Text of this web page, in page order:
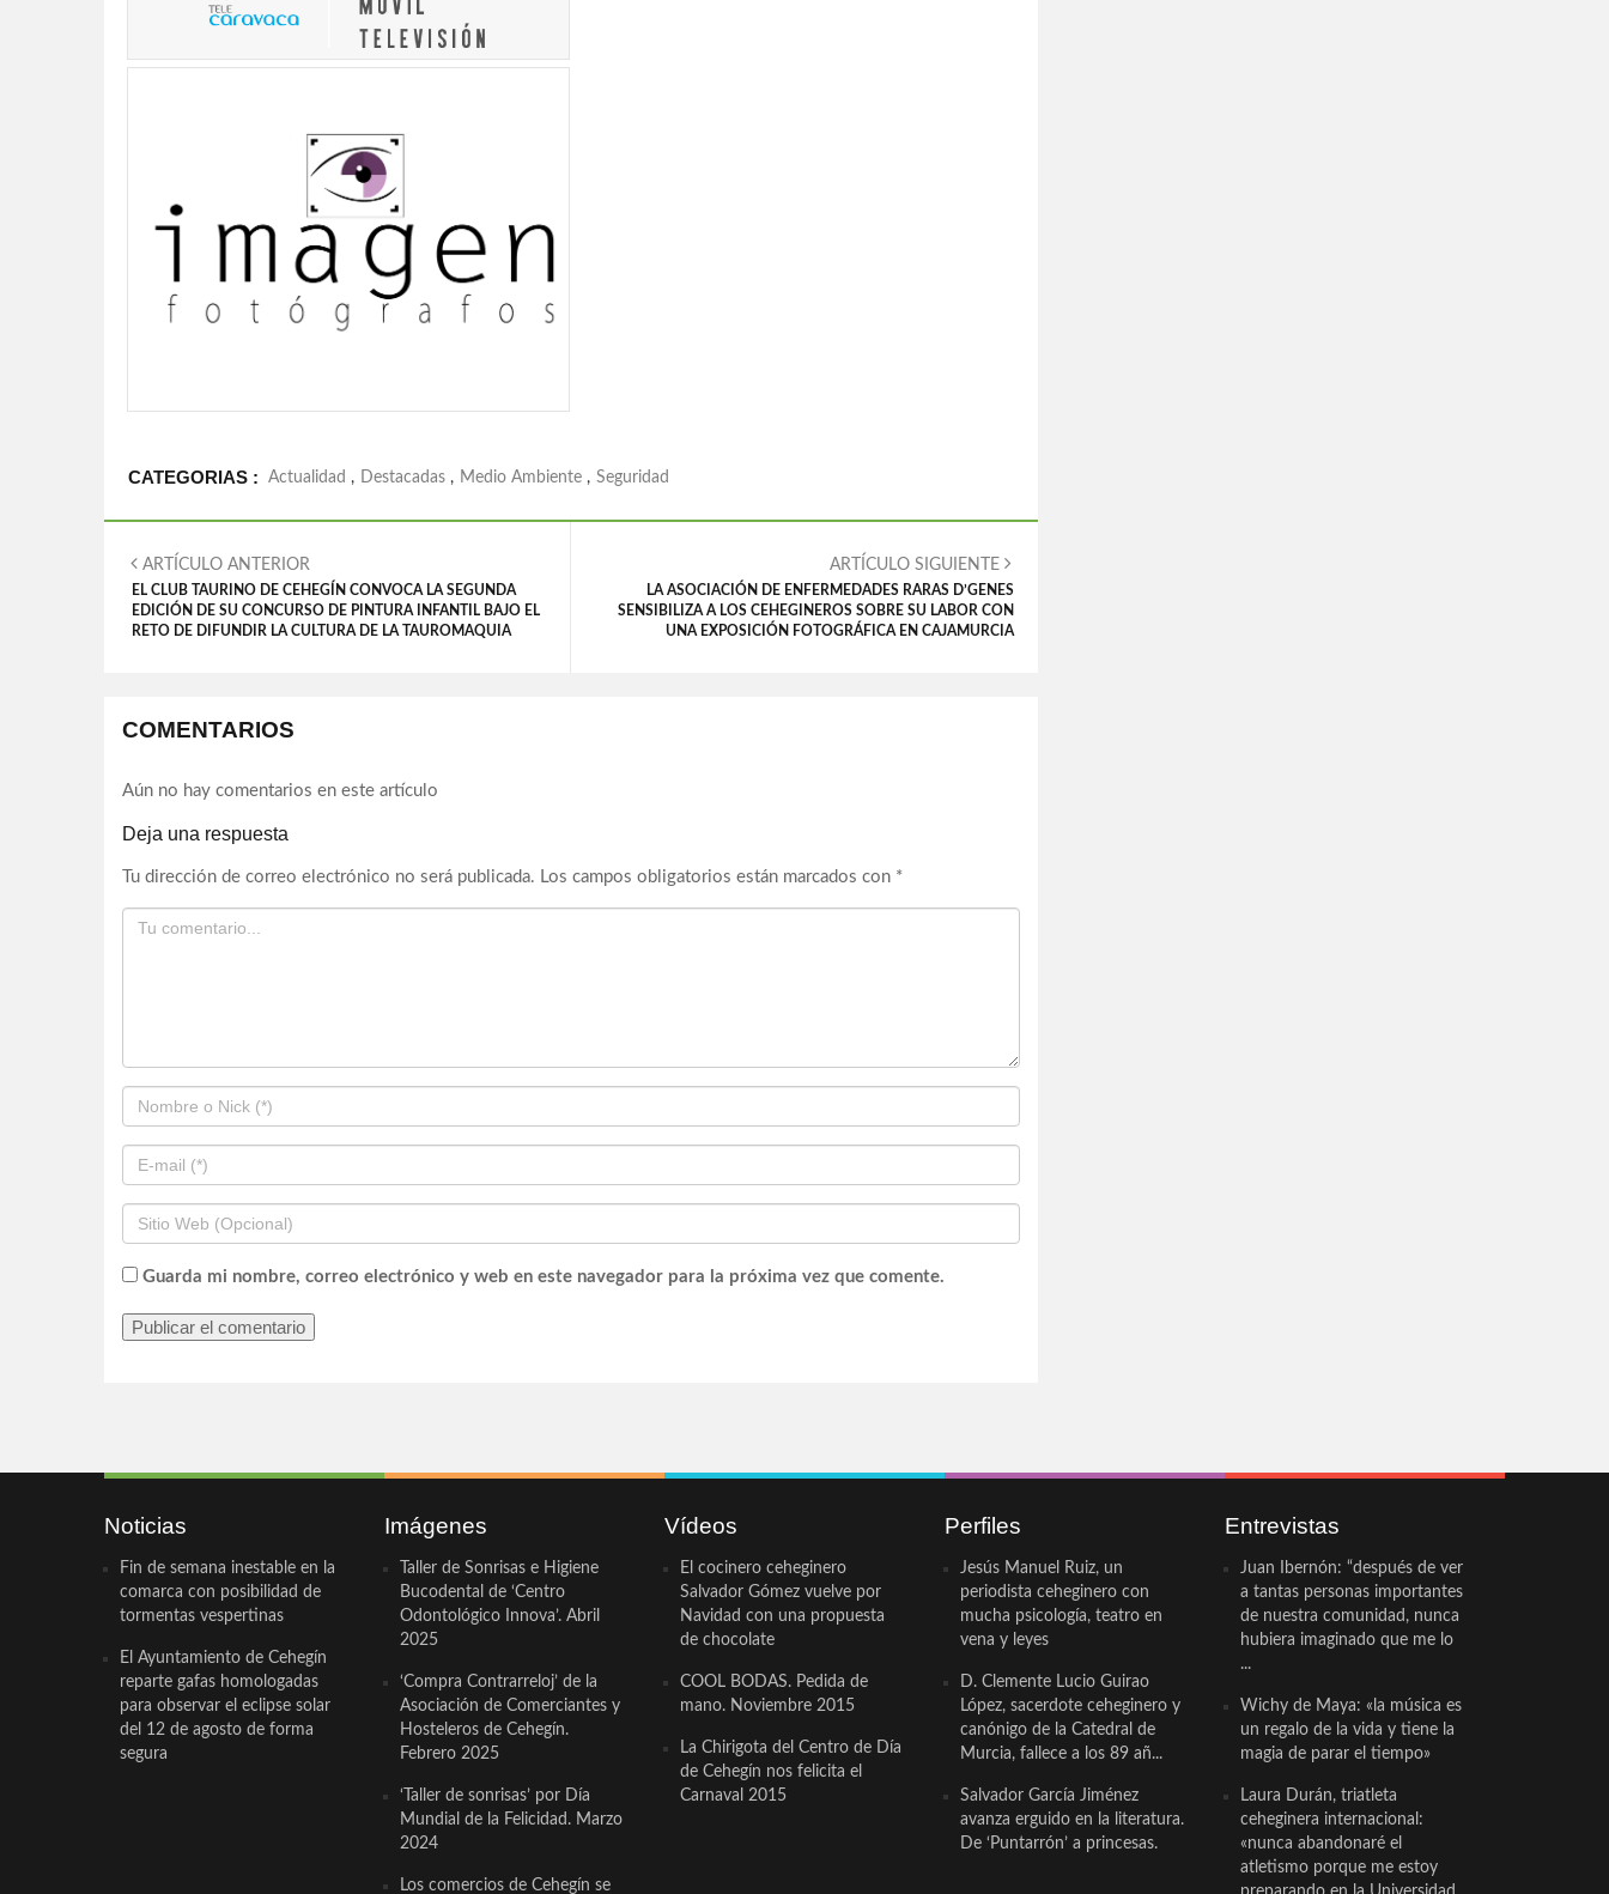
CATEGORIAS : Actualidad , Destacadas , Medio Ambiente , Seguridad
ARTÍCULO ANTERIOR
EL CLUB TAURINO DE CEHEGÍN CONVOCA LA SEGUNDA
EDICIÓN DE SU CONCURSO DE PINTURA INFANTIL BAJO EL
RETO DE DIFUNDIR LA CULTURA DE LA TAUROMAQUIA
ARTÍCULO SIGUIENTE
LA ASOCIACIÓN DE ENFERMEDADES RARAS D’GENES
SENSIBILIZA A LOS CEHEGINEROS SOBRE SU LABOR CON
UNA EXPOSICIÓN FOTOGRÁFICA EN CAJAMURCIA
COMENTARIOS
Aún no hay comentarios en este artículo
Deja una respuesta
Tu dirección de correo electrónico no será publicada. Los campos obligatorios están marcados con *
Guarda mi nombre, correo electrónico y web en este navegador para la próxima vez que comente.
Noticias
Fin de semana inestable en la
comarca con posibilidad de
tormentas vespertinas
El Ayuntamiento de Cehegín
reparte gafas homologadas
para observar el eclipse solar
del 12 de agosto de forma
segura
Imágenes
Taller de Sonrisas e Higiene
Bucodental de ‘Centro
Odontológico Innova’. Abril
2025
‘Compra Contrarreloj’ de la
Asociación de Comerciantes y
Hosteleros de Cehegín.
Febrero 2025
‘Taller de sonrisas’ por Día
Mundial de la Felicidad. Marzo
2024
Los comercios de Cehegín se
Vídeos
El cocinero ceheginero
Salvador Gómez vuelve por
Navidad con una propuesta
de chocolate
COOL BODAS. Pedida de
mano. Noviembre 2015
La Chirigota del Centro de Día
de Cehegín nos felicita el
Carnaval 2015
Perfiles
Jesús Manuel Ruiz, un
periodista ceheginero con
mucha psicología, teatro en
vena y leyes
D. Clemente Lucio Guirao
López, sacerdote ceheginero y
canónigo de la Catedral de
Murcia, fallece a los 89 añ...
Salvador García Jiménez
avanza erguido en la literatura.
De ‘Puntarrón’ a princesas.
Entrevistas
Juan Ibernón: “después de ver
a tantas personas importantes
de nuestra comunidad, nunca
hubiera imaginado que me lo
...
Wichy de Maya: «la música es
un regalo de la vida y tiene la
magia de parar el tiempo»
Laura Durán, triatleta
ceheginera internacional:
«nunca abandonaré el
atletismo porque me estoy